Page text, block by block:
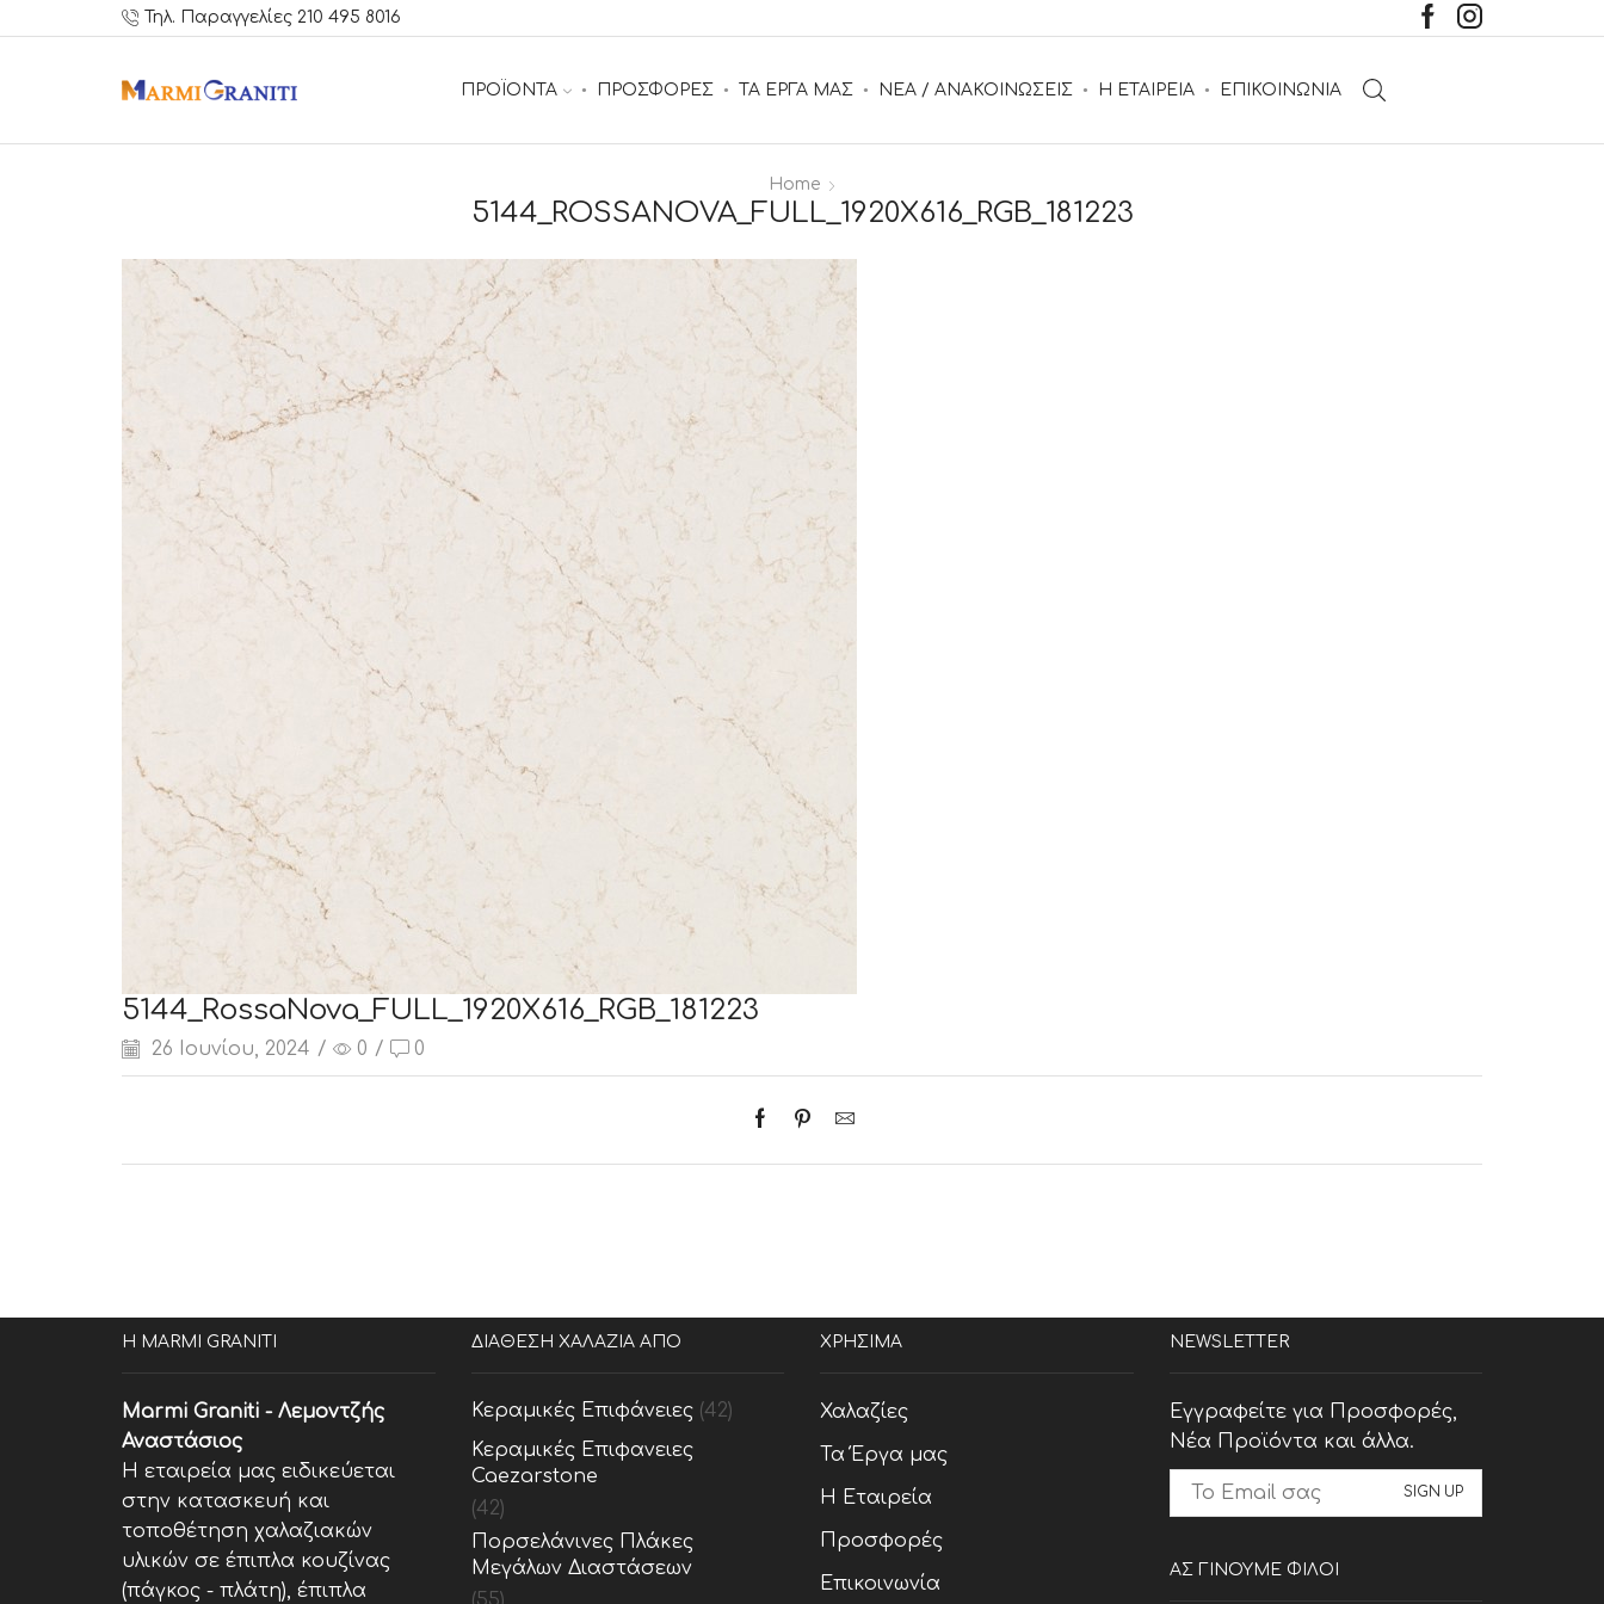
Τηλ. Παραγγελίες 210 495 8016
ΠΡΟΪΟΝΤΑ ΠΡΟΣΦΟΡΕΣ ΤΑ ΕΡΓΑ ΜΑΣ ΝΕΑ / ΑΝΑΚΟΙΝΩΣΕΙΣ Η ΕΤΑΙΡΕΙΑ ΕΠΙΚΟΙΝΩΝΙΑ
Home
5144_ROSSANOVA_FULL_1920X616_RGB_181223
5144_RossaNova_FULL_1920X616_RGB_181223
26 Ιουνίου, 2024 / 0 / 0
Η MARMI GRANITI
Marmi Graniti - Λεμοντζής
Αναστάσιος
Η εταιρεία μας ειδικεύεται
στην κατασκευή και
τοποθέτηση χαλαζιακών
υλικών σε έπιπλα κουζίνας
(πάγκος - πλάτη), έπιπλα
ΔΙΑΘΕΣΗ ΧΑΛΑΖΙΑ ΑΠΟ
Κεραμικές Επιφάνειες (42)
Κεραμικές Επιφανειες
Caezarstone
(42)
Πορσελάνινες Πλάκες
Μεγάλων Διαστάσεων
ΧΡΗΣΙΜΑ
Χαλαζίες
Τα Έργα μας
Η Εταιρεία
Προσφορές
Επικοινωνία
NEWSLETTER
Εγγραφείτε για Προσφορές,
Νέα Προϊόντα και άλλα.
ΑΣ ΓΙΝΟΥΜΕ ΦΙΛΟΙ